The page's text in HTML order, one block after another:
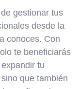
gestionar tus
desde la
conoces. Con
te beneficiarás
tu
que también